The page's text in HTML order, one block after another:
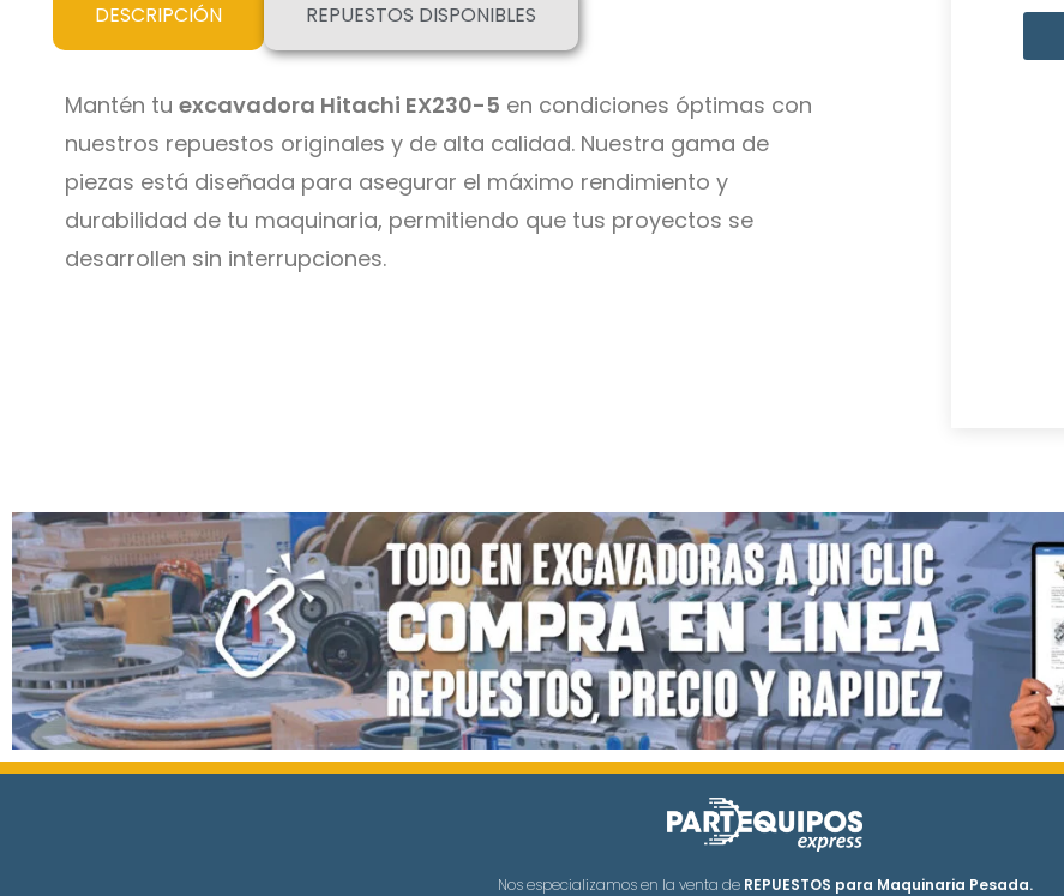
DESCRIPCIÓN REPUESTOS DISPONIBLES
Mantén tuexcavadora Hitachi EX230-5 en condiciones óptimas con
nuestros repuestos originales y de alta calidad. Nuestra gama de
piezas está diseñada para asegurar el máximo rendimiento y
durabilidad de tu maquinaria, permitiendo que tus proyectos se
desarrollen sin interrupciones.
Nos especializamos en la venta de REPUESTOS para Maquinaria Pesada.